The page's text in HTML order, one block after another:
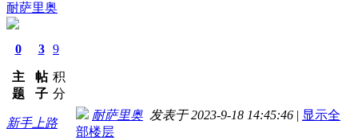
耐萨里奥
0
主
题
3
帖
子
9
积
分
新手上路
耐萨里奥 发表于 2023-9-18 14:45:46 | 显示全
部楼层